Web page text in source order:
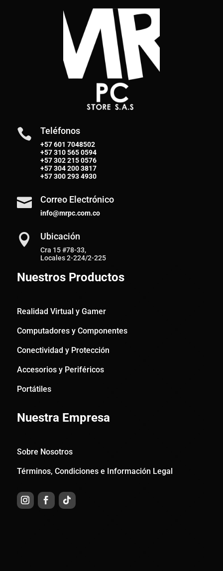
 Teléfonos
+57 601 7048502
+57310 565 0594
+57302 215 0576
+57304 200 3817
+57300 293 4930
 Correo Electrónico
info@mrpc.com.co
 Ubicación
Cra 15 #78-33,
Locales 2-224/2-225
Nuestros Productos
Realidad Virtual y Gamer
Computadores y Componentes
Conectividad y Protección
Accesorios y Periféricos
Portátiles
Nuestra Empresa
Sobre Nosotros
Términos, Condiciones e Información Legal